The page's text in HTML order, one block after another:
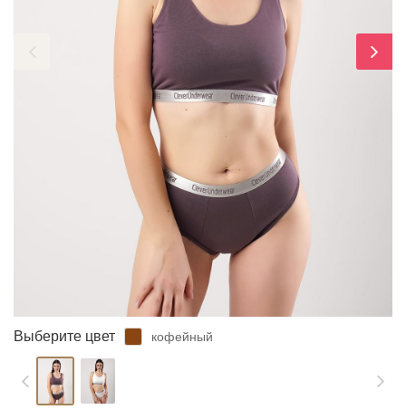
Выберите цвет кофейный